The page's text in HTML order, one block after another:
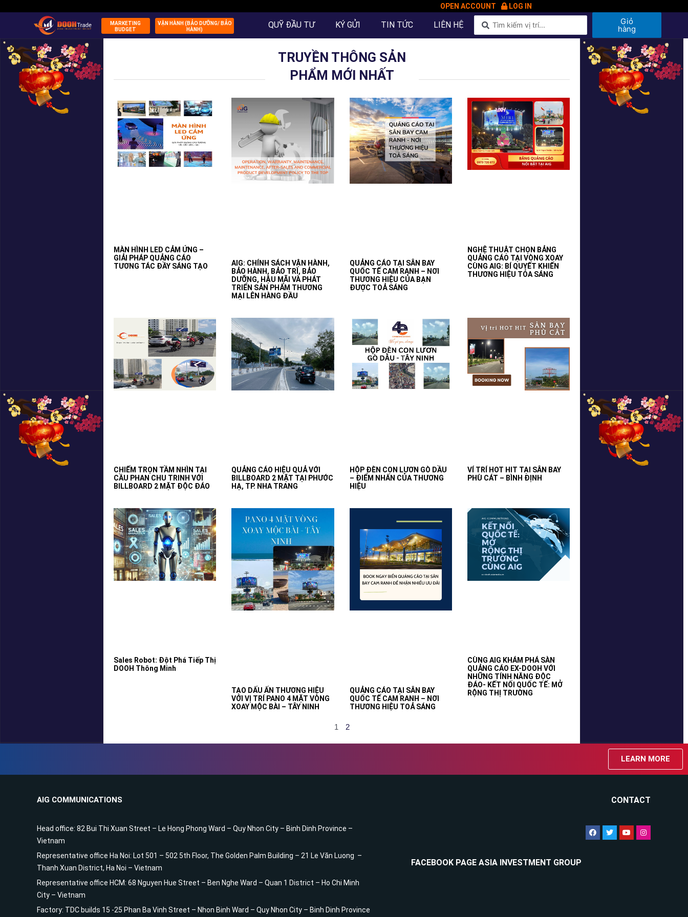
OPEN ACCOUNT LOG IN
MARKETING
BUDGET
VẬN HÀNH (BẢO DƯỠNG/ BẢO
HÀNH)
QUỸ ĐẦU TƯ KÝ GỬI TIN TỨC LIÊN HỆ Giỏ
hàng
TRUYỀN THÔNG SẢN
PHẨM MỚI NHẤT
MÀN HÌNH LED CẢM ỨNG –
GIẢI PHÁP QUẢNG CÁO
TƯƠNG TÁC ĐẦY SÁNG TẠO
AIG: CHÍNH SÁCH VẬN HÀNH,
BẢO HÀNH, BẢO TRÌ, BẢO
DƯỠNG, HẬU MÃI VÀ PHÁT
TRIỂN SẢN PHẨM THƯƠNG
MẠI LÊN HÀNG ĐẦU
QUẢNG CÁO TẠI SÂN BAY
QUỐC TẾ CAM RANH – NƠI
THƯƠNG HIỆU CỦA BẠN
ĐƯỢC TOẢ SÁNG
NGHỆ THUẬT CHỌN BẢNG
QUẢNG CÁO TẠI VÒNG XOAY
CÙNG AIG: BÍ QUYẾT KHIẾN
THƯƠNG HIỆU TỎA SÁNG
CHIẾM TRỌN TẦM NHÌN TẠI
CẦU PHAN CHU TRINH VỚI
BILLBOARD 2 MẶT ĐỘC ĐÁO
QUẢNG CÁO HIỆU QUẢ VỚI
BILLBOARD 2 MẶT TẠI PHƯỚC
HẠ, TP. NHA TRANG
HỘP ĐÈN CON LƯƠN GÒ DẦU
– ĐIỂM NHẤN CỦA THƯƠNG
HIỆU
VÍ TRÍ HOT HIT TẠI SÂN BAY
PHÙ CÁT – BÌNH ĐỊNH
Sales Robot: Đột Phá Tiếp Thị
DOOH Thông Minh
TẠO DẤU ẤN THƯƠNG HIỆU
VỚI VỊ TRÍ PANO 4 MẶT VÒNG
XOAY MỘC BÀI – TÂY NINH
QUẢNG CÁO TẠI SÂN BAY
QUỐC TẾ CAM RANH – NƠI
THƯƠNG HIỆU TOẢ SÁNG
CÙNG AIG KHÁM PHÁ SÀN
QUẢNG CÁO EX-DOOH VỚI
NHỮNG TÍNH NĂNG ĐỘC
ĐÁO- KẾT NỐI QUỐC TẾ: MỞ
RỘNG THỊ TRƯỜNG
1 2
LEARN MORE
AIG COMMUNICATIONS
Head office: 82 Bui Thi Xuan Street – Le Hong Phong Ward – Quy Nhon City – Binh Dinh Province –
Vietnam
Representative office Ha Noi: Lot 501 – 502 5th Floor, The Golden Palm Building – 21 Le Văn Luong –
Thanh Xuan District, Ha Noi – Vietnam
Representative office HCM: 68 Nguyen Hue Street – Ben Nghe Ward – Quan 1 District – Ho Chi Minh
City – Vietnam
Factory: TDC builds 15 -25 Phan Ba Vinh Street – Nhon Binh Ward – Quy Nhon City – Binh Dinh Province
CONTACT
FACEBOOK PAGE ASIA INVESTMENT GROUP